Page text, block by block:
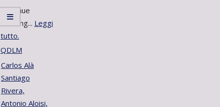
Continue
Reading... Leggi
tutto.
QDLM
Carlos Alà
Santiago
Rivera,
Antonio Aloisi,